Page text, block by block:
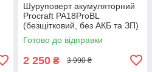
Шуруповерт акумуляторний
Procraft PA18ProBL
(безщітковий, без АКБ та ЗП)
Готово до відправки
2 250 ₴ 3 990 ₴